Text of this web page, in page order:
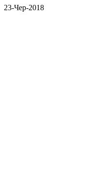
23-Чер-2018